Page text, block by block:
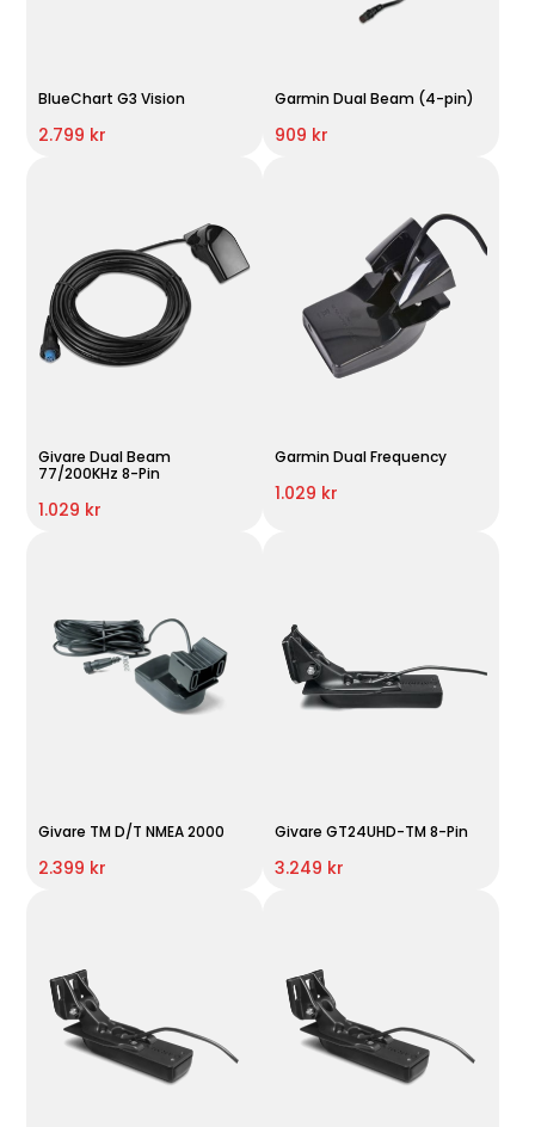
BlueChart G3 Vision
2.799 kr
Garmin Dual Beam (4-pin)
909 kr
Givare Dual Beam
77/200KHz 8-Pin
1.029 kr
Garmin Dual Frequency
1.029 kr
Givare TM D/T NMEA 2000
2.399 kr
Givare GT24UHD-TM 8-Pin
3.249 kr